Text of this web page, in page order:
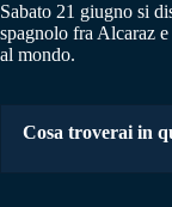
Sabato 21 giugno si
spagnolo fra Alcaraz
al mondo.
Cosa troverai in